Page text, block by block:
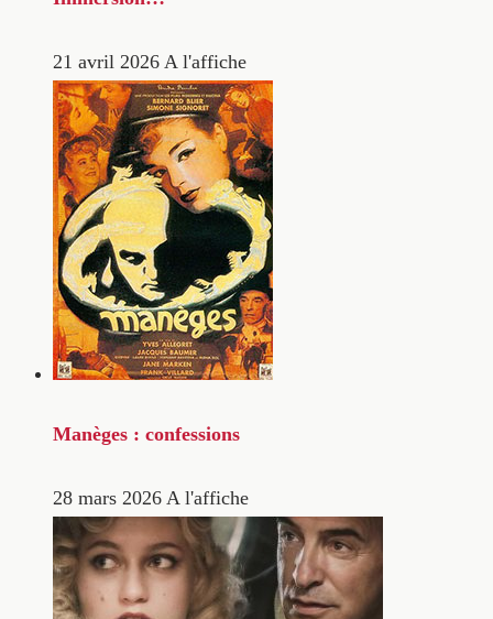
21 avril 2026 A l'affiche
Manèges : confessions
28 mars 2026 A l'affiche